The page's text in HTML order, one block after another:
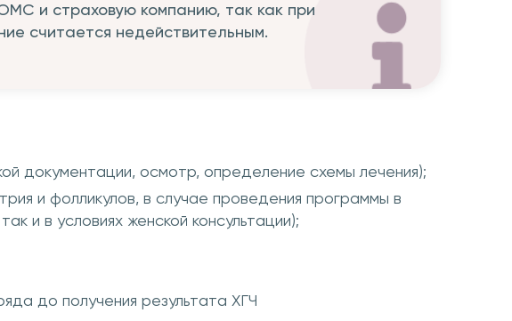
и страховую компанию, так как при
считается недействительным.
документации, осмотр, определение схемы лечения);
и фолликулов, в случае проведения программы в
и в условиях женской консультации);
до получения результата ХГЧ